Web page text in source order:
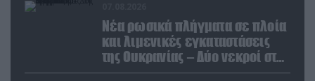
Νέα ρωσικά πλήγματα σε πλοία
και λιμενικές εγκαταστάσεις
της Ουκρανίας – Δύο νεκροί στην
Κριμαία